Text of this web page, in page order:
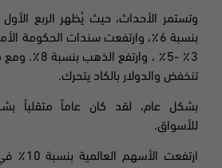
وتستمر الأحداث، حيث يُظهر الربع الأول
بنسبة 6٪، وارتفعت سندات الحكومة
3
٪ -5٪ ، وارتفع
تنخفض والدولار بالكاد يتحرك.
بشكل عام، لقد كان عاماً متقلباً
للأسواق.
ارتفعت